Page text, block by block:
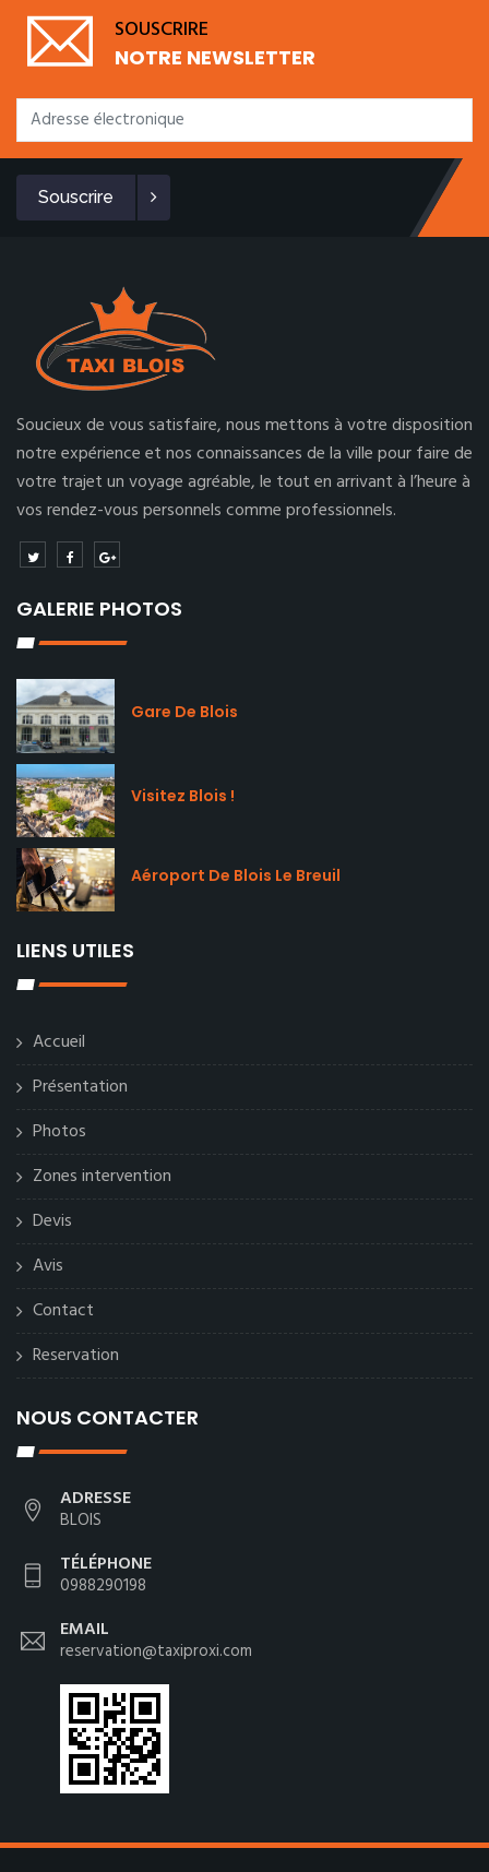
SOUSCRIRE
NOTRE NEWSLETTER
Souscrire
Soucieux de vous satisfaire, nous mettons à votre disposition
notre expérience et nos connaissances de la ville pour faire de
votre trajet un voyage agréable, le tout en arrivant à l’heure à
vos rendez-vous personnels comme professionnels.
GALERIE PHOTOS
Gare De Blois
Visitez Blois !
Aéroport De Blois Le Breuil
LIENS UTILES
Accueil
Présentation
Photos
Zones intervention
Devis
Avis
Contact
Reservation
NOUS CONTACTER
ADRESSE
BLOIS
TÉLÉPHONE
0988290198
EMAIL
reservation@taxiproxi.com